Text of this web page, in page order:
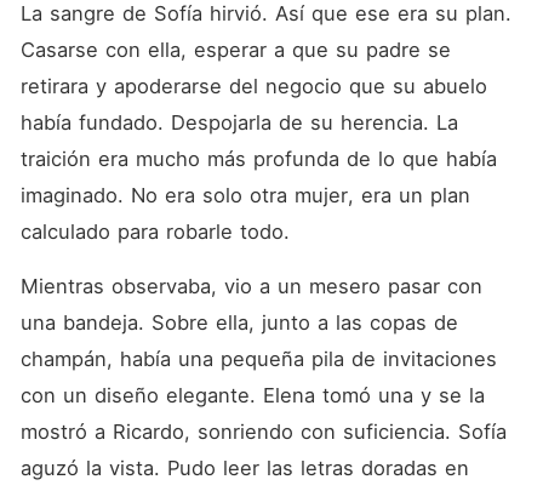
La sangre de Sofía hirvió. Así que ese era su plan.
Casarse con ella, esperar a que su padre se
retirara y apoderarse del negocio que su abuelo
había fundado. Despojarla de su herencia. La
traición era mucho más profunda de lo que había
imaginado. No era solo otra mujer, era un plan
calculado para robarle todo.
Mientras observaba, vio a un mesero pasar con
una bandeja. Sobre ella, junto a las copas de
champán, había una pequeña pila de invitaciones
con un diseño elegante. Elena tomó una y se la
mostró a Ricardo, sonriendo con suficiencia. Sofía
aguzó la vista. Pudo leer las letras doradas en